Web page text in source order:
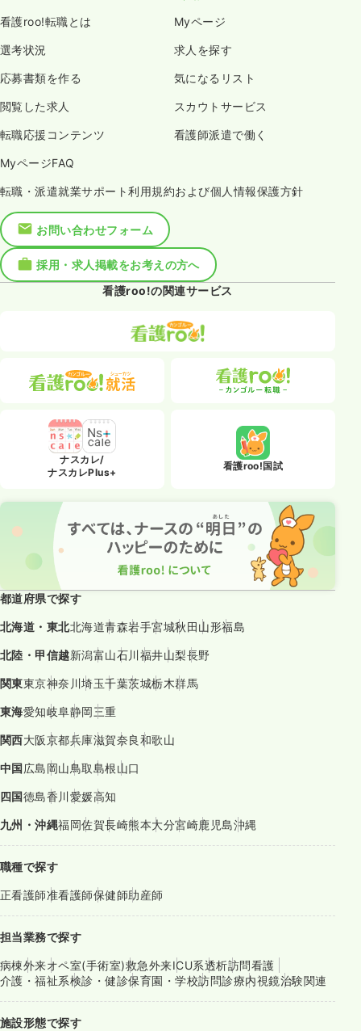
看護roo!転職とは Myページ
選考状況 求人を探す
応募書類を作る 気になるリスト
閲覧した求人 スカウトサービス
転職応援コンテンツ 看護師派遣で働く
MyページFAQ
転職・派遣就業サポート利用規約および個人情報保護方針
お問い合わせフォーム
採用・求人掲載をお考えの方へ
看護roo!の関連サービス
ナスカレ/
ナスカレPlus+
看護roo!国試
都道府県で探す
北海道・東北北海道青森岩手宮城秋田山形福島
北陸・甲信越新潟富山石川福井山梨長野
関東東京神奈川埼玉千葉茨城栃木群馬
東海愛知岐阜静岡三重
関西大阪京都兵庫滋賀奈良和歌山
中国広島岡山鳥取島根山口
四国徳島香川愛媛高知
九州・沖縄福岡佐賀長崎熊本大分宮崎鹿児島沖縄
職種で探す
正看護師准看護師保健師助産師
担当業務で探す
病棟外来オペ室(手術室)救急外来ICU系透析訪問看護
介護・福祉系検診・健診保育園・学校訪問診療内視鏡治験関連
施設形態で探す